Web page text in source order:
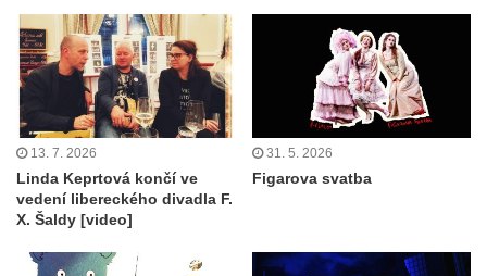
13. 7. 2026
Linda Keprtová končí ve
vedení libereckého divadla F.
X. Šaldy [video]
31. 5. 2026
Figarova svatba